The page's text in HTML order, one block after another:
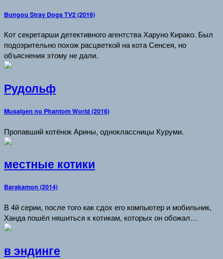
Bungou Stray Dogs TV2 (2016)
Кот секретарши детективного агентства Харуно Кирако. Был
подозрительно похож расцветкой на кота Сенсея, но
объяснения этому не дали.
Рудольф
Musaigen no Phantom World (2016)
Пропавший котёнок Арины, одноклассницы Куруми.
местные котики
Barakamon (2014)
В 4й серии, после того как сдох его компьютер и мобильник,
Ханда пошёл няшиться к котикам, которых он обожал…
в эндинге